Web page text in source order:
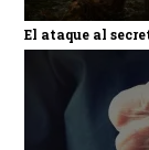
El ataque al